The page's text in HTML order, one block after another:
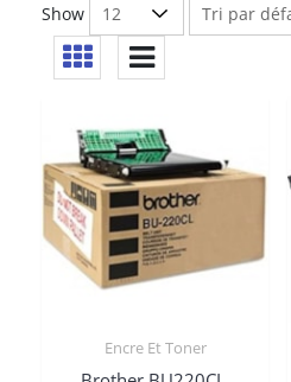
Show
Encre Et Toner